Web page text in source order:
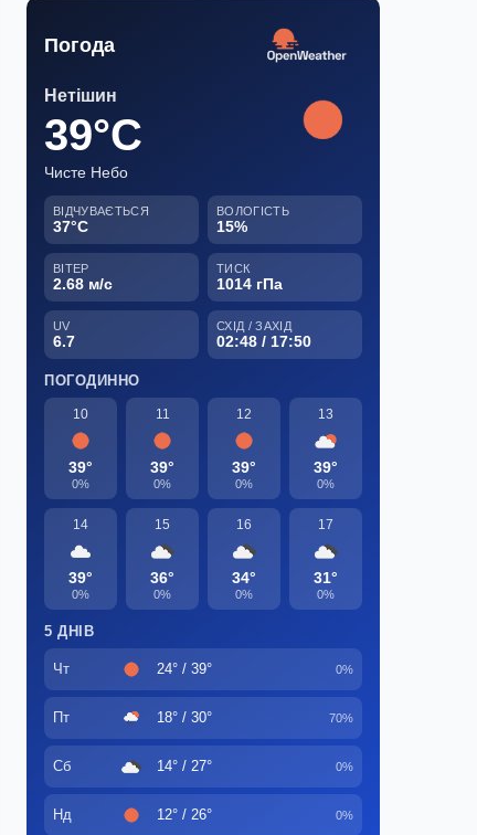
Погода
Нетішин
39°C
Чисте Небо
ВІДЧУВАЄТЬСЯ
37°C
ВОЛОГІСТЬ
15%
ВІТЕР
2.68 м/с
ТИСК
1014 гПа
UV
6.7
СХІД / ЗАХІД
02:48 / 17:50
ПОГОДИННО
10
39°
0%
11
39°
0%
12
39°
0%
13
39°
0%
14
39°
0%
15
36°
0%
16
34°
0%
17
31°
0%
5 ДНІВ
Чт 24° / 39° 0%
Пт 18° / 30° 70%
Сб 14° / 27° 0%
Нд 12° / 26° 0%